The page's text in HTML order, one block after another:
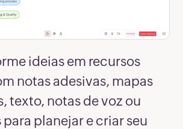
ideias em recursos
notas adesivas, mapas
texto, notas de voz ou
planejar e criar seu